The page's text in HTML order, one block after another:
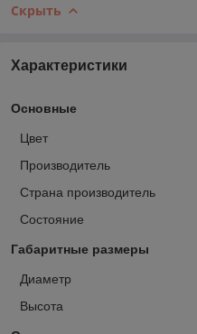
Скрыть
Характеристики
Основные
Цвет
Производитель
Страна производитель
Состояние
Габаритные размеры
Диаметр
Высота